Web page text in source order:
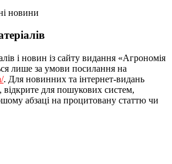
новини
і новин із сайту видання «Агрономія
лише за умови посилання на
. Для новинних та інтернет-видань
для пошукових систем,
абзаці на процитовану статтю чи